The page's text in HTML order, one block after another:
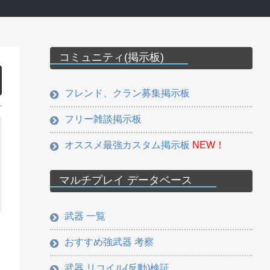
コミュニティ(掲示板)
フレンド、クラン募集掲示板
フリー雑談掲示板
オススメ最強カスタム掲示板 NEW！
マルチプレイ データベース
武器 一覧
おすすめ強武器 考察
武器 リコイル(反動)検証